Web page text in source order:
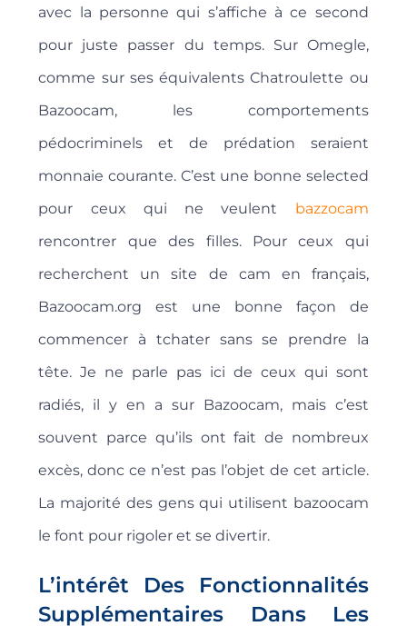
avec la personne qui s’affiche à ce second
pour juste passer du temps. Sur Omegle,
comme sur ses équivalents Chatroulette ou
Bazoocam, les comportements
pédocriminels et de prédation seraient
monnaie courante. C’est une bonne selected
pour ceux qui ne veulent
bazzocam
rencontrer que des filles. Pour ceux qui
recherchent un site de cam en français,
Bazoocam.org est une bonne façon de
commencer à tchater sans se prendre la
tête. Je ne parle pas ici de ceux qui sont
radiés, il y en a sur Bazoocam, mais c’est
souvent parce qu’ils ont fait de nombreux
excès, donc ce n’est pas l’objet de cet article.
La majorité des gens qui utilisent bazoocam
le font pour rigoler et se divertir.
L’intérêt Des Fonctionnalités
Supplémentaires Dans Les